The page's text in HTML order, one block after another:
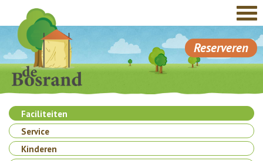
Reserveren
Faciliteiten
Service
Kinderen